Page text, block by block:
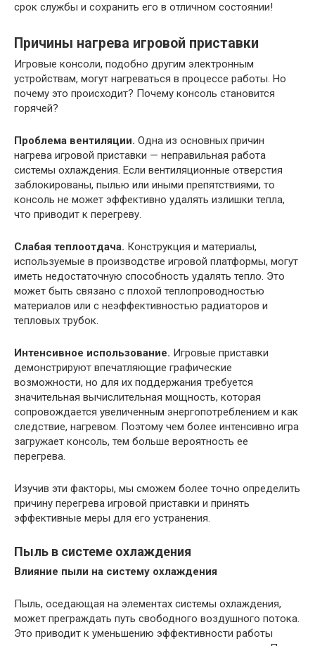
срок службы и сохранить его в отличном состоянии!
Причины нагрева игровой приставки
Игровые консоли, подобно другим электронным
устройствам, могут нагреваться в процессе работы. Но
почему это происходит? Почему консоль становится
горячей?
Проблема вентиляции. Одна из основных причин
нагрева игровой приставки — неправильная работа
системы охлаждения. Если вентиляционные отверстия
заблокированы, пылью или иными препятствиями, то
консоль не может эффективно удалять излишки тепла,
что приводит к перегреву.
Слабая теплоотдача. Конструкция и материалы,
используемые в производстве игровой платформы, могут
иметь недостаточную способность удалять тепло. Это
может быть связано с плохой теплопроводностью
материалов или с неэффективностью радиаторов и
тепловых трубок.
Интенсивное использование. Игровые приставки
демонстрируют впечатляющие графические
возможности, но для их поддержания требуется
значительная вычислительная мощность, которая
сопровождается увеличенным энергопотреблением и как
следствие, нагревом. Поэтому чем более интенсивно игра
загружает консоль, тем больше вероятность ее
перегрева.
Изучив эти факторы, мы сможем более точно определить
причину перегрева игровой приставки и принять
эффективные меры для его устранения.
Пыль в системе охлаждения
Влияние пыли на систему охлаждения
Пыль, оседающая на элементах системы охлаждения,
может преграждать путь свободного воздушного потока.
Это приводит к уменьшению эффективности работы